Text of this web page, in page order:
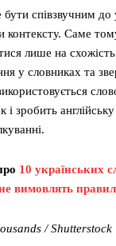
співзвучним до
контексту. Саме
лише на
у словниках та
зробить
10 українських
вимовлять
/ Shutterstock